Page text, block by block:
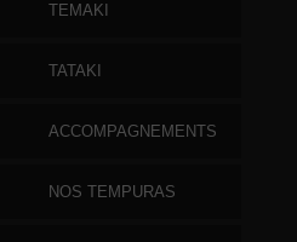
TEMAKI
TATAKI
ACCOMPAGNEMENTS
NOS TEMPURAS